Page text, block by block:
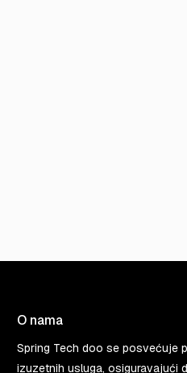
O nama
Spring Tech doo se posvećuje
izuzetnih usluga, osiguravajući